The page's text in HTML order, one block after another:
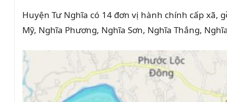
Huyện Tư Nghĩa có 14 đơn vị hành chính cấp xã,
Mỹ, Nghĩa Phương, Nghĩa Sơn, Nghĩa Thắng,